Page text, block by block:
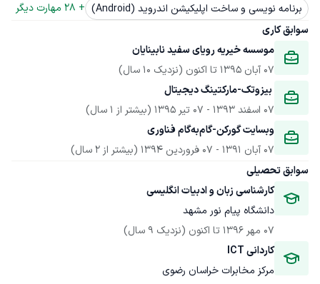
برنامه نویسی و ساخت اپلیکیشن اندروید (Android)
+
28 مهارت دیگر
سوابق کاری
موسسه خیریه رویای سفید نابینایان
07 آبان 1395
تا اکنون (نزدیک 10 سال)
07 اسفند 1393
- 07 تیر 1395
(بیشتر از 1 سال)
وبسایت گورکن-گام‌به‌گام فناوری
07 آبان 1391
- 07 فروردین 1394
(بیشتر از 2 سال)
سوابق تحصیلی
کارشناسی زبان و ادبیات انگلیسی
دانشگاه پیام نور مشهد
07 مهر 1396
تا اکنون (نزدیک 9 سال)
کاردانی ICT
مرکز مخابرات خراسان رضوی